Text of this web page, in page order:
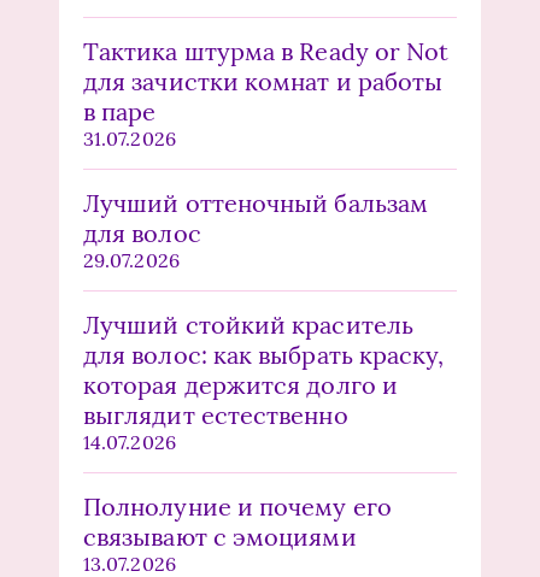
Тактика штурма в Ready or Not
для зачистки комнат и работы
в паре
31.07.2026
Лучший оттеночный бальзам
для волос
29.07.2026
Лучший стойкий краситель
для волос: как выбрать краску,
которая держится долго и
выглядит естественно
14.07.2026
Полнолуние и почему его
связывают с эмоциями
13.07.2026